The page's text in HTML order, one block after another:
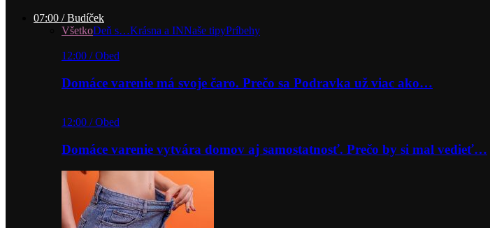
07:00 / Budíček
VšetkoDeň s…Krásna a INNaše tipyPríbehy
12:00 / Obed
Domáce varenie má svoje čaro. Prečo sa Podravka už viac ako…
12:00 / Obed
Domáce varenie vytvára domov aj samostatnosť. Prečo by si mal vedieť…